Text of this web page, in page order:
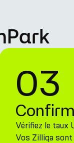
03
Vérifiez le taux
Vos Zilliqa